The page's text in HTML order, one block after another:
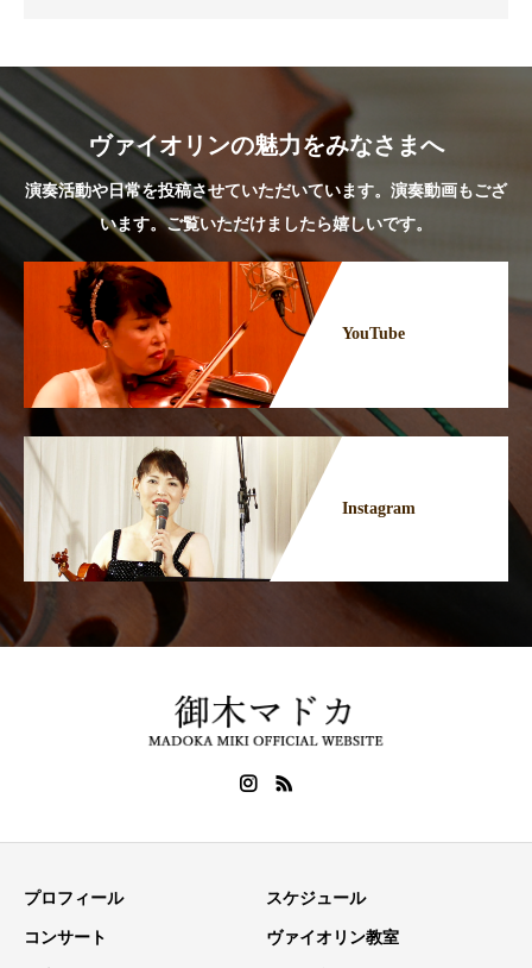
ヴァイオリンの魅力をみなさまへ
演奏活動や日常を投稿させていただいています。演奏動画もござ
います。ご覧いただけましたら嬉しいです。
YouTube
Instagram
プロフィール スケジュール
コンサート ヴァイオリン教室